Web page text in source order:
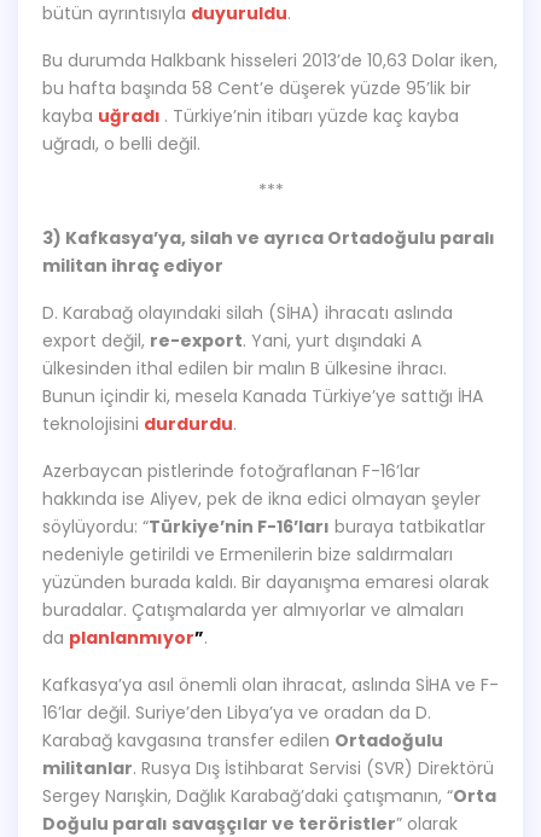
bütün ayrıntısıyla duyuruldu.
Bu durumda Halkbank hisseleri 2013’de 10,63 Dolar iken,
bu hafta başında 58 Cent’e düşerek yüzde 95’lik bir
kayba uğradı . Türkiye’nin itibarı yüzde kaç kayba
uğradı, o belli değil.
***
3) Kafkasya’ya, silah ve ayrıca Ortadoğulu paralı
militan ihraç ediyor
D. Karabağ olayındaki silah (SİHA) ihracatı aslında
export değil, re-export. Yani, yurt dışındaki A
ülkesinden ithal edilen bir malın B ülkesine ihracı.
Bunun içindir ki, mesela Kanada Türkiye’ye sattığı İHA
teknolojisini durdurdu.
Azerbaycan pistlerinde fotoğraflanan F-16’lar
hakkında ise Aliyev, pek de ikna edici olmayan şeyler
söylüyordu: “Türkiye’nin F-16’ları buraya tatbikatlar
nedeniyle getirildi ve Ermenilerin bize saldırmaları
yüzünden burada kaldı. Bir dayanışma emaresi olarak
buradalar. Çatışmalarda yer almıyorlar ve almaları
da planlanmıyor”.
Kafkasya’ya asıl önemli olan ihracat, aslında SİHA ve F-
16’lar değil. Suriye’den Libya’ya ve oradan da D.
Karabağ kavgasına transfer edilen Ortadoğulu
militanlar. Rusya Dış İstihbarat Servisi (SVR) Direktörü
Sergey Narışkin, Dağlık Karabağ’daki çatışmanın, “Orta
Doğulu paralı savaşçılar ve teröristler” olarak